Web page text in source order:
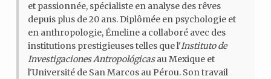
et passionnée, spécialiste en analyse des rêves
depuis plus de 20 ans. Diplômée en psychologie et
en anthropologie, Émeline a collaboré avec des
institutions prestigieuses telles que l'Instituto de
Investigaciones Antropológicasau Mexique et
l'Université de San Marcos au Pérou. Son travail